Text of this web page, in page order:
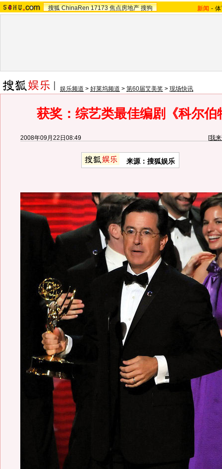
搜狐 ChinaRen 17173 焦点房地产 搜狗 新闻 -
娱乐频道 > 好莱坞频道 > 第60届艾美奖 > 现场快讯
获奖：综艺类最佳编剧《科尔伯
2008年09月22日08:49 [我
来源：搜狐娱乐